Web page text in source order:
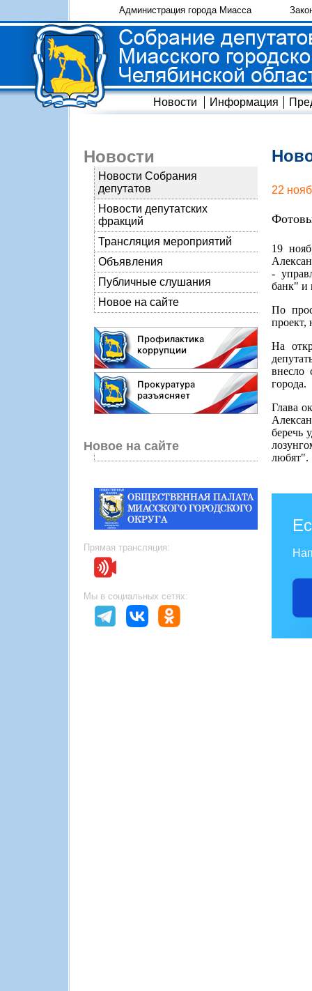
Администрация города Миасса
Новости Информация
Новости
Новости Собрания
депутатов
Новости депутатских
фракций
Трансляция мероприятий
Объявления
Публичные слушания
Новое на сайте
Новое на сайте
Прямая трансляция:
Мы в социальных сетях:
22
19
-
банк" и
По
проект,
На
внесло
города.
Глава
беречь
любят".